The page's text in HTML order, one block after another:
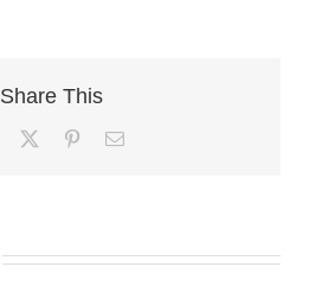
Share This
Facebook PinterestEmail